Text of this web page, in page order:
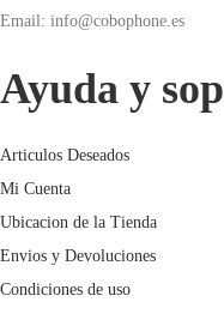
Email: info@cobophone.es
Ayuda y
Articulos Deseados
Mi Cuenta
Ubicacion de la Tienda
Envios y Devoluciones
Condiciones de uso